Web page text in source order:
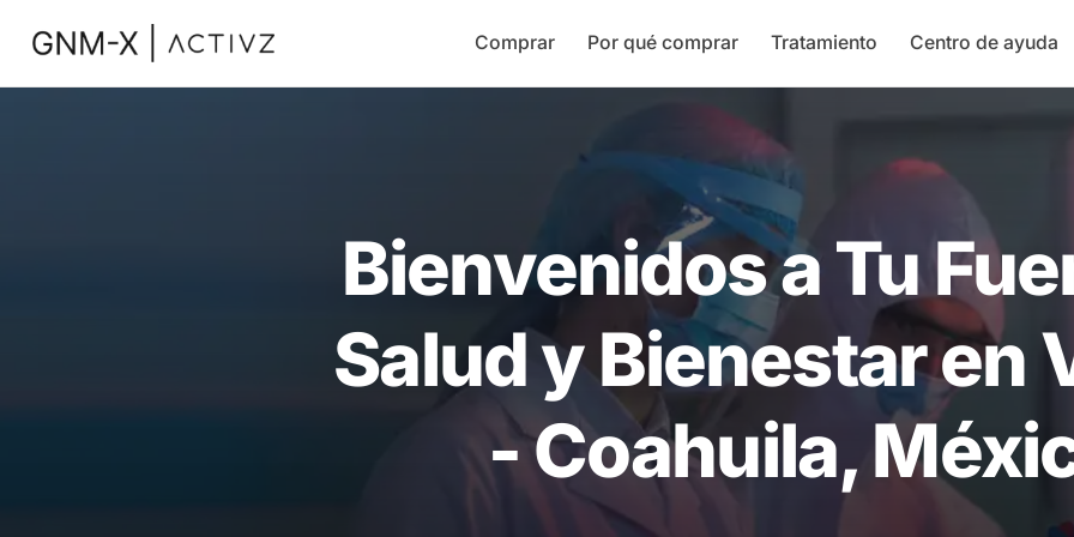
Comprar Por qué comprar Tratamiento Centro de ayuda
Bienvenidos a Tu
Salud y Bienestar en
- Coahuila,